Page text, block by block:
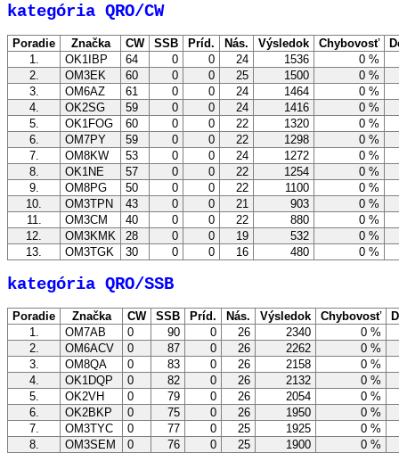
kategória QRO/CW
Poradie Značka CW SSB Príd. Nás. Výsledok Chybovosť
1.
OK1IBP 64 0 0 24 1536
0 %
2.
OM3EK 60 0 0 25 1500
0 %
3.
OM6AZ 61 0 0 24 1464
0 %
4.
OK2SG 59 0 0 24 1416
0 %
5.
OK1FOG 60 0 0 22 1320
0 %
6.
OM7PY 59 0 0 22 1298
0 %
7.
OM8KW 53 0 0 24 1272
0 %
8.
OK1NE 57 0 0 22 1254
0 %
9.
OM8PG 50 0 0 22 1100
0 %
10.
OM3TPN 43 0 0 21 903
0 %
11.
OM3CM 40 0 0 22 880
0 %
12.
OM3KMK 28 0 0 19 532
0 %
13.
OM3TGK 30 0 0 16 480 0 %
kategória QRO/SSB
Poradie Značka CW SSB Príd. Nás. Výsledok Chybovosť
1.
OM7AB 0 90 0 26 2340
0 %
2.
OM6ACV 0 87 0 26 2262
0 %
3.
OM8QA 0 83 0 26 2158
0 %
4.
OK1DQP 0 82 0 26 2132
0 %
5.
OK2VH 0 79 0 26 2054
0 %
6.
OK2BKP 0 75 0 26 1950
0 %
7.
OM3TYC 0 77 0 25 1925
0 %
8.
OM3SEM 0 76 0 25 1900
0 %